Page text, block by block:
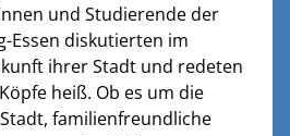
und Studierende der
Essen diskutierten im
ihrer Stadt und redeten
heiß. Ob es um die
familienfreundliche